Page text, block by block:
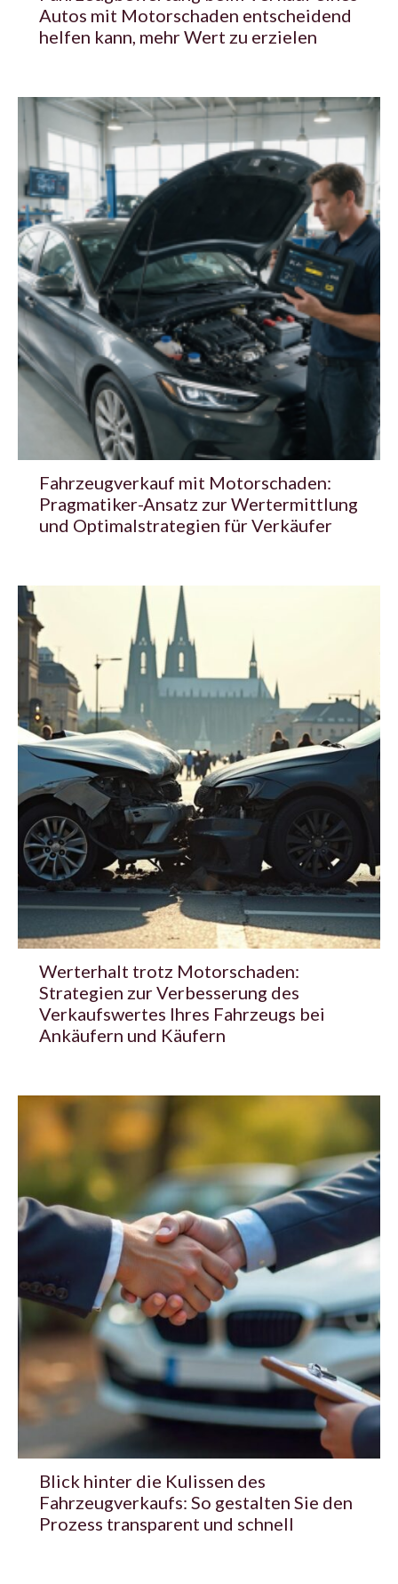
Autos mit Motorschaden entscheidend
helfen kann, mehr Wert zu erzielen
Fahrzeugverkauf mit Motorschaden:
Pragmatiker-Ansatz zur Wertermittlung
und Optimalstrategien für Verkäufer
Werterhalt trotz Motorschaden:
Strategien zur Verbesserung des
Verkaufswertes Ihres Fahrzeugs bei
Ankäufern und Käufern
Blick hinter die Kulissen des
Fahrzeugverkaufs: So gestalten Sie den
Prozess transparent und schnell